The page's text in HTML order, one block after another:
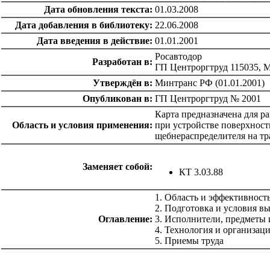
Дата обновления текста: 01.03.2008
Дата добавления в библиотеку: 22.06.2008
Дата введения в действие: 01.01.2001
Разработан в:
Росавтодор
ГП Центроргтруд 115035,
Утверждён в: Минтранс РФ (01.01.2001)
Опубликован в: ГП Центроргтруд № 2001
Область и условия применения:
Карта предназначена для
при устройстве
щебнераспределителя на
Заменяет собой:
КТ 3.03.88
Оглавление:
1. Область и
2. Подготовка и условия
3. Исполнители, предметы
4. Технология и
5. Приемы труда